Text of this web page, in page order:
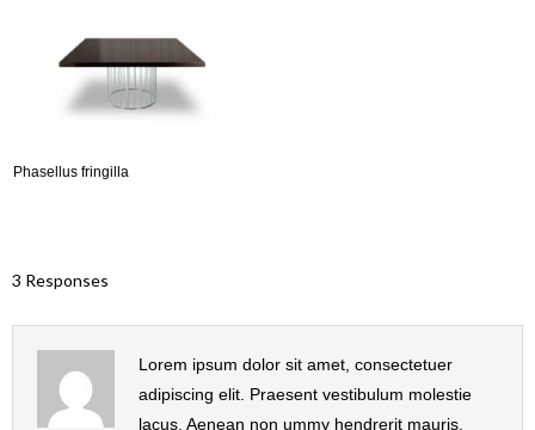
Phasellus fringilla
3 Responses
Lorem ipsum dolor sit amet, consectetuer
adipiscing elit. Praesent vestibulum molestie
lacus. Aenean non ummy hendrerit mauris.